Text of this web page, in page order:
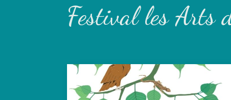
Festival les Arts